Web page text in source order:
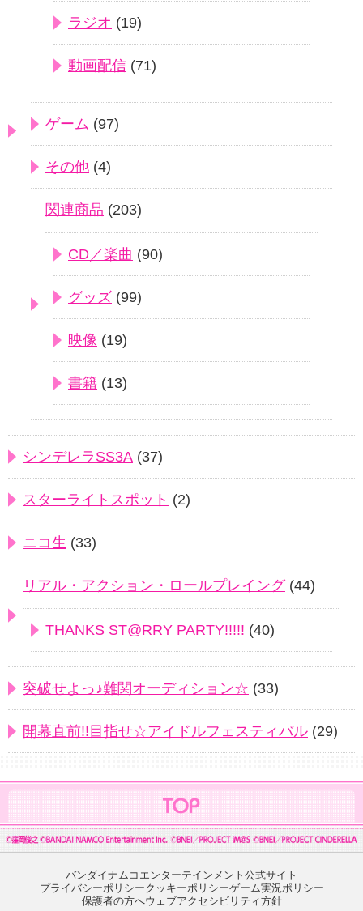
ラジオ (19)
動画配信 (71)
ゲーム (97)
その他 (4)
関連商品 (203)
CD／楽曲 (90)
グッズ (99)
映像 (19)
書籍 (13)
シンデレラSS3A (37)
スターライトスポット (2)
ニコ生 (33)
リアル・アクション・ロールプレイング(44)
THANKS ST@RRY PARTY!!!!! (40)
突破せよっ♪難関オーディション☆ (33)
開幕直前!!目指せ☆アイドルフェスティバル (29)
バンダイナムコエンターテインメント公式サイト
プライバシーポリシークッキーポリシーゲーム実況ポリシー
保護者の方へウェブアクセシビリティ方針